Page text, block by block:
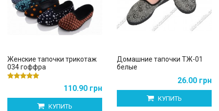
Женские тапочки трикотаж
034 гоффра
110.90 грн
КУПИТЬ
Домашние тапочки ТЖ-01
белые
26.00 грн
КУПИТЬ